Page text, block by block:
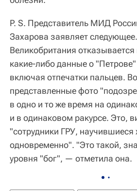
P. S. Представитель МИД
Захарова заявляет
Великобритания отказывается
какие-либо данные о
включая отпечатки пальцев.
представленные фото
в одно и то же время на
и в одинаковом ракурсе. Это,
"сотрудники ГРУ, научившиеся
одновременно". "Это такой,
уровня "бог", — отметила она.